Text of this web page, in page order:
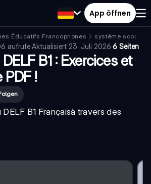
App öffnen
Éducatifs Francophones
système scolaire
aufrufe·Aktualisiert 23. Juli 2026·6 Seiten
B1 : Exercices et
PDF !
DELF B1 Françaisà travers des